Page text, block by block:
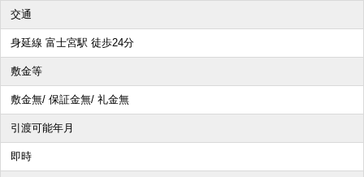
その他、こだわり条件で探す
交通
身延線 富士宮駅 徒歩24分
敷金等
敷金無/ 保証金無/ 礼金無
引渡可能年月
即時